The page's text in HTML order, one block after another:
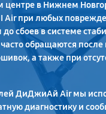
центре в Нижнем
Air при любых
сбоев в системе
обращаются
а также при
ДиДжиАй Air мы
диагностику и